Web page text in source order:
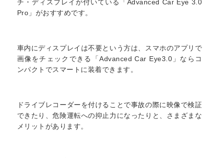
チ・ディスプレイが付いている「Advanced Car Eye 3.0
Pro」がおすすめです。
車内にディスプレイは不要という方は、スマホのアプリで
画像をチェックできる「Advanced Car Eye3.0」ならコ
ンパクトでスマートに装着できます。
ドライブレコーダーを付けることで事故の際に映像で検証
できたり、危険運転への抑止力になったりと、さまざまな
メリットがあります。